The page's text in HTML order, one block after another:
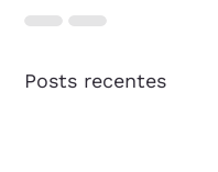
Posts recentes